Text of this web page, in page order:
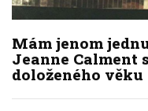
Mám jenom
Jeanne Calment
doloženého věku